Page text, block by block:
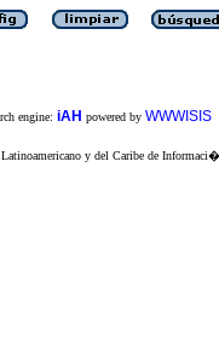
engine: iAH powered by WWWISIS
y del Caribe de